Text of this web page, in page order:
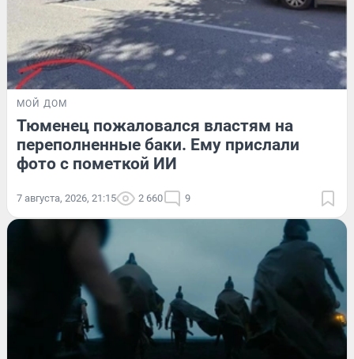
МОЙ ДОМ
Тюменец пожаловался властям на
переполненные баки. Ему прислали
фото с пометкой ИИ
7 августа, 2026, 21:15 2 660 9